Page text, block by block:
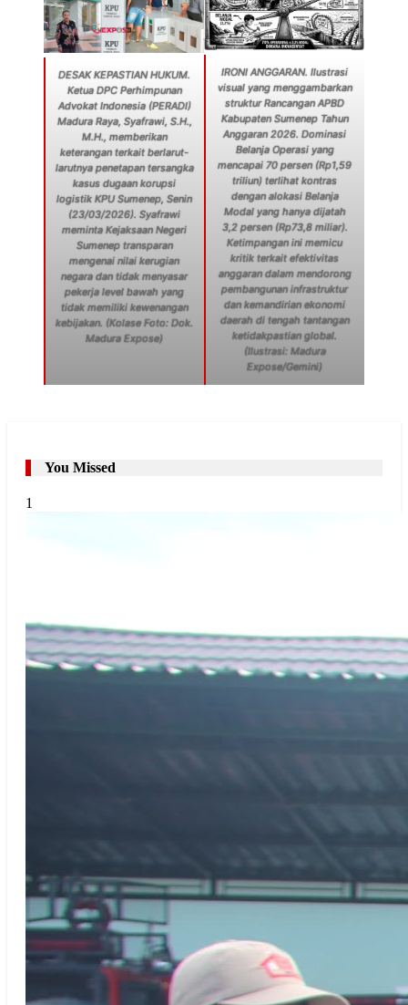
DESAK KEPASTIAN HUKUM.
Ketua DPC Perhimpunan
Advokat Indonesia (PERADI)
Madura Raya, Syafrawi, S.H.,
M.H., memberikan
keterangan terkait berlarut-
larutnya penetapan tersangka
kasus dugaan korupsi
logistik KPU Sumenep, Senin
(23/03/2026). Syafrawi
meminta Kejaksaan Negeri
Sumenep transparan
mengenai nilai kerugian
negara dan tidak menyasar
pekerja level bawah yang
tidak memiliki kewenangan
kebijakan. (Kolase Foto: Dok.
Madura Expose)
IRONI ANGGARAN. Ilustrasi
visual yang menggambarkan
struktur Rancangan APBD
Kabupaten Sumenep Tahun
Anggaran 2026. Dominasi
Belanja Operasi yang
mencapai 70 persen (Rp1,59
triliun) terlihat kontras
dengan alokasi Belanja
Modal yang hanya dijatah
3,2 persen (Rp73,8 miliar).
Ketimpangan ini memicu
kritik terkait efektivitas
anggaran dalam mendorong
pembangunan infrastruktur
dan kemandirian ekonomi
daerah di tengah tantangan
ketidakpastian global.
(Ilustrasi: Madura
Expose/Gemini)
You Missed
1